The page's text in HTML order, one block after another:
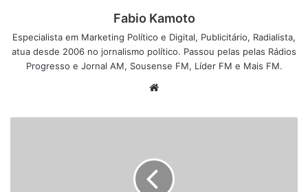
Fabio Kamoto
Especialista em Marketing Político e Digital, Publicitário, Radialista,
atua desde 2006 no jornalismo político. Passou pelas pelas Rádios
Progresso e Jornal AM, Sousense FM, Líder FM e Mais FM.
b